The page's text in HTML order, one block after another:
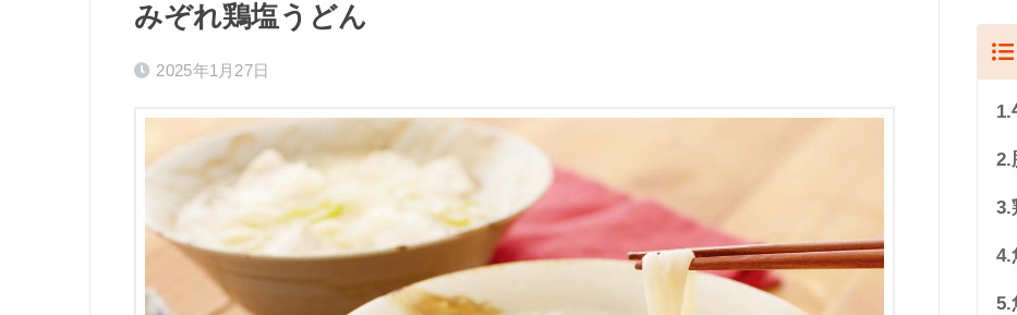
みぞれ鶏塩うどん
2025年1月27日
1.
2.
3.
4.
5.